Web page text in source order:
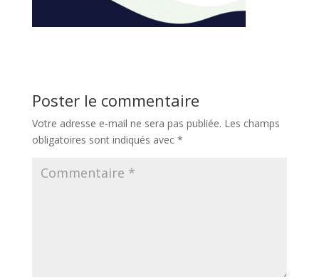
Poster le commentaire
Votre adresse e-mail ne sera pas publiée. Les champs
obligatoires sont indiqués avec *